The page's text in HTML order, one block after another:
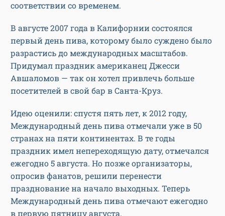
соответствии со временем.
В августе 2007 года в Калифорнии состоялся
первый день пива, которому было суждено было
разрастись до международных масштабов.
Придумал праздник американец Джесси
Авшаломов — так он хотел привлечь больше
посетителей в свой бар в Санта-Круз.
Идею оценили: спустя пять лет, к 2012 году,
Международный день пива отмечали уже в 50
странах на пяти континентах. В те годы
праздник имел непереходящую дату, отмечался
ежегодно 5 августа. Но позже организаторы,
опросив фанатов, решили перенести
празднование на начало выходных. Теперь
Международный день пива отмечают ежегодно
в первую пятницу августа.